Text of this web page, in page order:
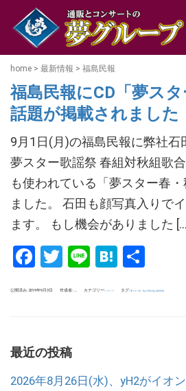
home > 最新情報 > 福島民報
福島民報にCD「夢ス
話題が掲載されました
9月1日(月)の福島民報に弊社石
夢スター歌謡祭 春組対秋組歌
も使われている「夢スター春
ました。 石田も顔写真入りで
ます。 もし機会がありました
Facebook
Twitter
LineHatena
公開済み: 2019年9月3日 作成者: カテゴリー: メディア タグ: 夢スター春・秋 石田社長 福島民報
最近の投稿
2026年8月26日(水)、yH2がイオ